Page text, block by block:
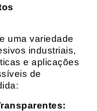
uma variedade
industriais,
e aplicações
de